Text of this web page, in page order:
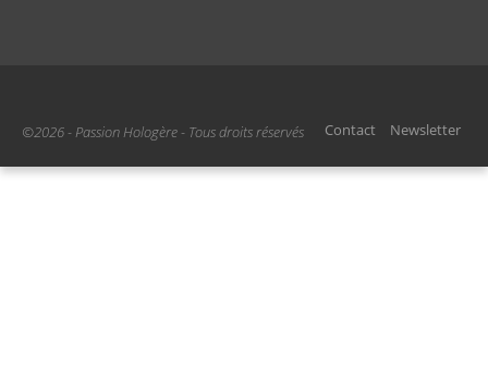
©2026 - Passion Hologère - Tous droits réservés Contact Newsletter